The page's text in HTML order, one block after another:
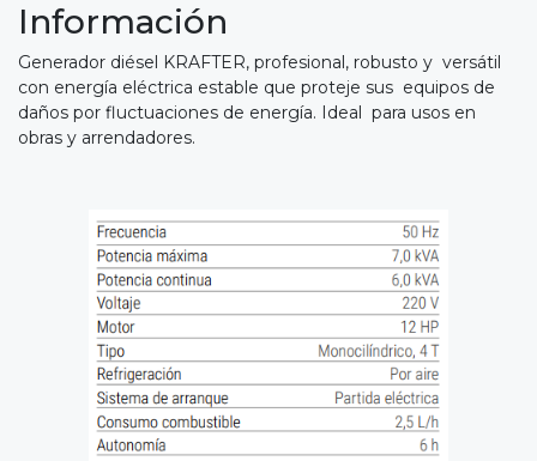
Información
Generador diésel KRAFTER, profesional, robusto y versátil
con energía eléctrica estable que proteje sus equipos de
daños por fluctuaciones de energía. Ideal para usos en
obras y arrendadores.